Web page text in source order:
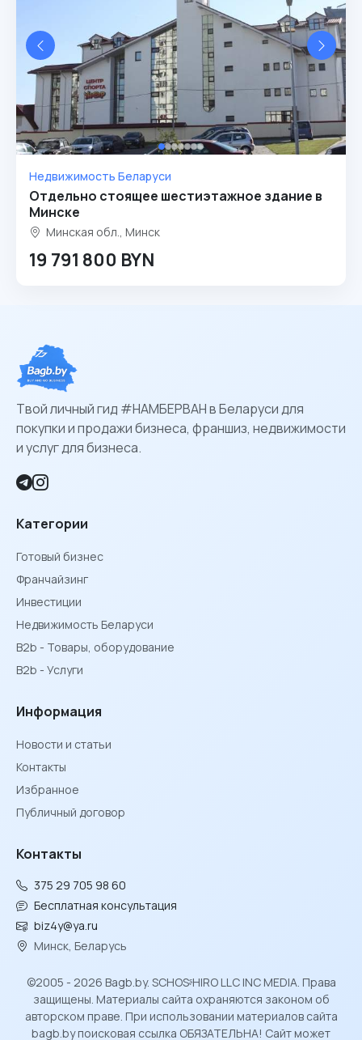
Недвижимость Беларуси
Отдельно стоящее шестиэтажное здание в
Минске
Минская обл., Минск
19 791 800 BYN
Твой личный гид #НАМБЕРВАН в Беларуси для
покупки и продажи бизнеса, франшиз, недвижимости
и услуг для бизнеса.
Категории
Готовый бизнес
Франчайзинг
Инвестиции
Недвижимость Беларуси
B2b - Товары, оборудование
B2b - Услуги
Информация
Новости и статьи
Контакты
Избранное
Публичный договор
Контакты
375 29 705 98 60
Бесплатная консультация
biz4y@ya.ru
Минск, Беларусь
©2005 - 2026 Bagb.by. SCHOSᶳHIRO LLC INC MEDIA. Права
защищены. Материалы сайта охраняются законом об
авторском праве. При использовании материалов сайта
bagb.by поисковая ссылка ОБЯЗАТЕЛЬНА! Сайт может